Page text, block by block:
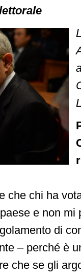
che chi ha
e non mi
di
– perché è
che se gli